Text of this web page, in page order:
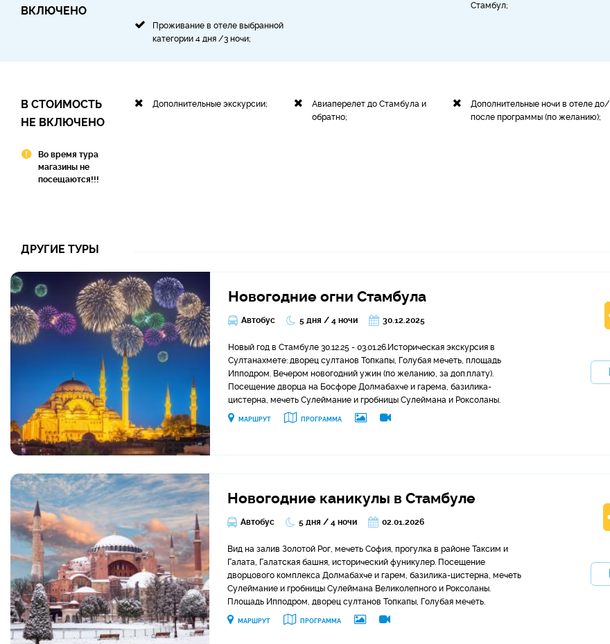
ВКЛЮЧЕНО
Стамбул;
Проживание в отеле выбранной
категории 4 дня /3 ночи;
В СТОИМОСТЬ
НЕ ВКЛЮЧЕНО
Во время тура
магазины не
посещаются!!!
Дополнительные экскурсии;
Авиаперелет до Стамбула и
обратно;
Дополнительные ночи в отеле до/
после программы (по желанию);
ДРУГИЕ ТУРЫ
Новогодние огни Стамбула
Автобус 5 дня / 4 ночи 30.12.2025
Новый год в Стамбуле 30.12.25 - 03.01.26.Историческая экскурсия в
Султанахмете: дворец султанов Топкапы, Голубая мечеть, площадь
Ипподром. Вечером новогодний ужин (по желанию, за доп.плату).
Посещение дворца на Босфоре Долмабахче и гарема, базилика-
цистерна, мечеть Сулеймание и гробницы Сулеймана и Роксоланы.
МАРШРУТ ПРОГРАММА
Новогодние каникулы в Стамбуле
Автобус 5 дня / 4 ночи 02.01.2026
Вид на залив Золотой Рог, мечеть София, прогулка в районе Таксим и
Галата, Галатская башня, исторический фуникулер. Посещение
дворцового комплекса Долмабахче и гарем, базилика-цистерна, мечеть
Сулеймание и гробницы Сулеймана Великолепного и Роксоланы.
Площадь Ипподром, дворец султанов Топкапы, Голубая мечеть.
МАРШРУТ ПРОГРАММА